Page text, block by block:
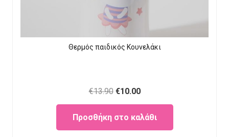
Θερμός παιδικός Κουνελάκι
€13.90 Original
price
was:
€10.00Current
price
is:
Προσθήκη στο καλάθι